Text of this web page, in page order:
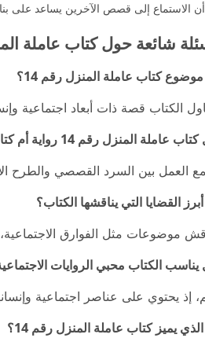
أن الاستماع إلى قصص الآخرين يساعد على
شائعة حول كتاب عاملة
كتاب عاملة المنزل رقم 14؟
الكتاب قصة ذات أبعاد اجتماعية
عاملة المنزل رقم 14 رواية أم كتاب اجتماعي؟
العمل بين السرد القصصي والطرح
القضايا التي يناقشها الكتاب؟
موضوعات مثل الفوارق الاجتماعية،
الكتاب محبي الروايات
إذ يحتوي على عناصر اجتماعية
يميز كتاب عاملة المنزل رقم 14؟